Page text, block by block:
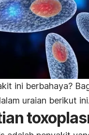
ini berbahaya?
uraian berikut ini.